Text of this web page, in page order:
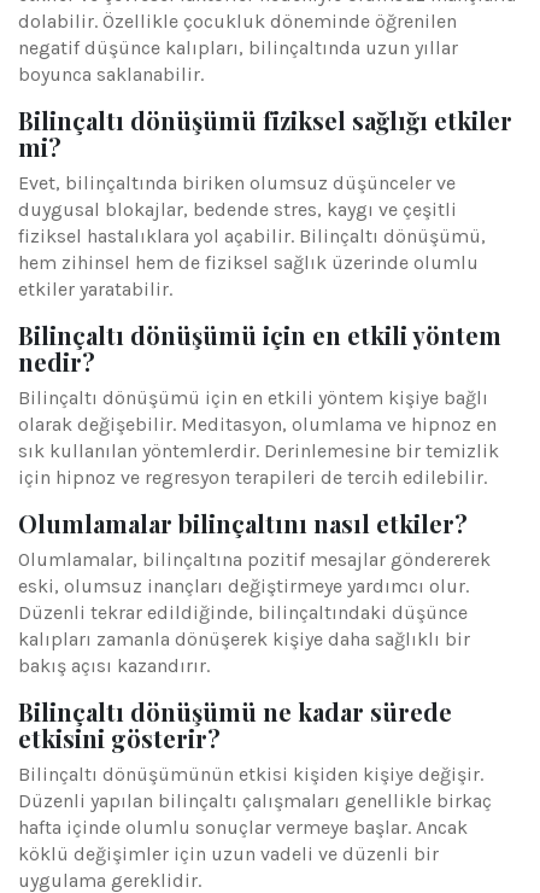
dolabilir. Özellikle çocukluk döneminde öğrenilen
negatif düşünce kalıpları, bilinçaltında uzun yıllar
boyunca saklanabilir.
Bilinçaltı dönüşümü fiziksel sağlığı etkiler
mi?
Evet, bilinçaltında biriken olumsuz düşünceler ve
duygusal blokajlar, bedende stres, kaygı ve çeşitli
fiziksel hastalıklara yol açabilir. Bilinçaltı dönüşümü,
hem zihinsel hem de fiziksel sağlık üzerinde olumlu
etkiler yaratabilir.
Bilinçaltı dönüşümü için en etkili yöntem
nedir?
Bilinçaltı dönüşümü için en etkili yöntem kişiye bağlı
olarak değişebilir. Meditasyon, olumlama ve hipnoz en
sık kullanılan yöntemlerdir. Derinlemesine bir temizlik
için hipnoz ve regresyon terapileri de tercih edilebilir.
Olumlamalar bilinçaltını nasıl etkiler?
Olumlamalar, bilinçaltına pozitif mesajlar göndererek
eski, olumsuz inançları değiştirmeye yardımcı olur.
Düzenli tekrar edildiğinde, bilinçaltındaki düşünce
kalıpları zamanla dönüşerek kişiye daha sağlıklı bir
bakış açısı kazandırır.
Bilinçaltı dönüşümü ne kadar sürede
etkisini gösterir?
Bilinçaltı dönüşümünün etkisi kişiden kişiye değişir.
Düzenli yapılan bilinçaltı çalışmaları genellikle birkaç
hafta içinde olumlu sonuçlar vermeye başlar. Ancak
köklü değişimler için uzun vadeli ve düzenli bir
uygulama gereklidir.